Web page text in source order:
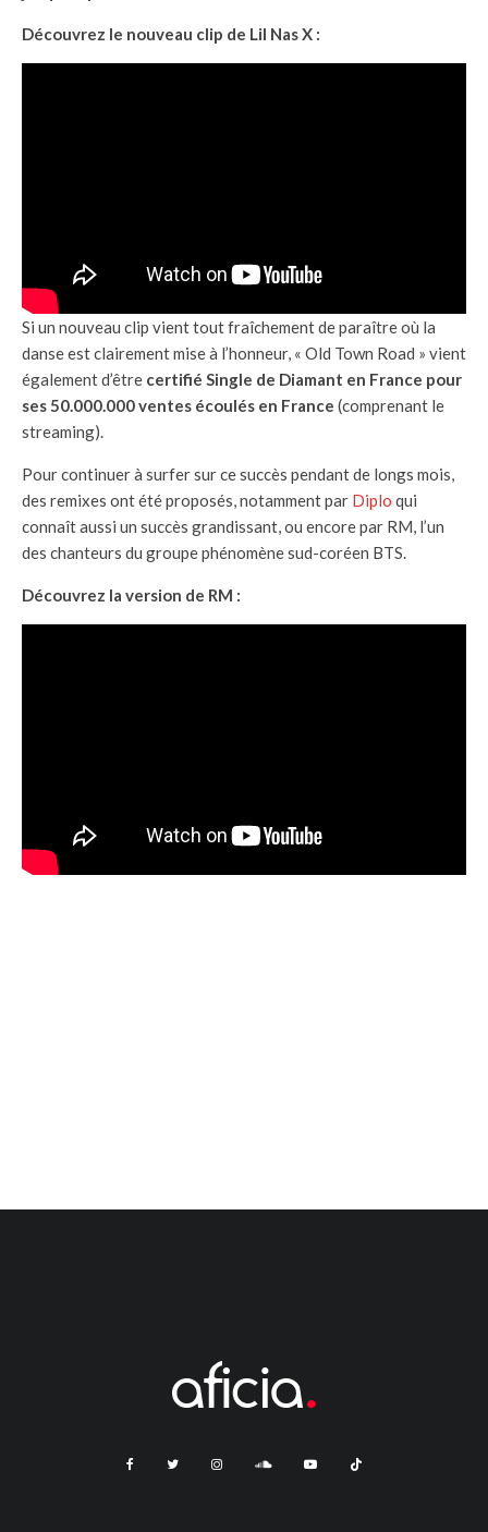
Découvrez le nouveau clip de Lil Nas X :
Si un nouveau clip vient tout fraîchement de paraître où la
danse est clairement mise à l’honneur, « Old Town Road » vient
également d’être certifié Single de Diamant en France pour
ses 50.000.000 ventes écoulés en France (comprenant le
streaming).
Pour continuer à surfer sur ce succès pendant de longs mois,
des remixes ont été proposés, notamment par Diplo qui
connaît aussi un succès grandissant, ou encore par RM, l’un
des chanteurs du groupe phénomène sud-coréen BTS.
Découvrez la version de RM :